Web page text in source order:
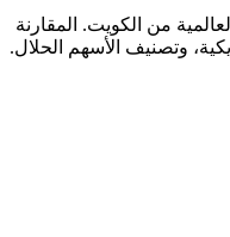
من الكويت. المقارنة
وتصنيف الأسهم الحلال.